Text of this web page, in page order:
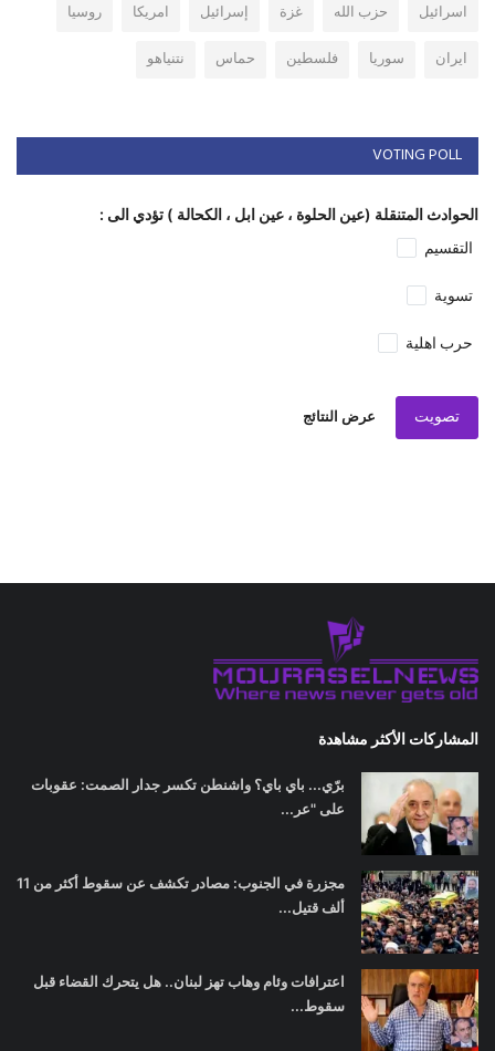
اسرائيل
حزب الله غزة إسرائيل امريكا
روسيا
ايران
سوريا فلسطين حماس نتنياهو
VOTING POLL
الحوادث المتنقلة (عين الحلوة ، عين ابل ، الكحالة ) تؤدي الى :
التقسيم
تسوية
حرب اهلية
تصويت عرض النتائج
المشاركات الأكثر مشاهدة
برّي... باي باي؟ واشنطن تكسر جدار الصمت: عقوبات
على "عر...
مجزرة في الجنوب: مصادر تكشف عن سقوط أكثر من 11
ألف قتيل...
اعترافات وئام وهاب تهز لبنان.. هل يتحرك القضاء قبل
سقوط...